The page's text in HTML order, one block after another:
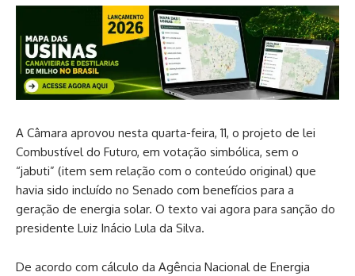
A Câmara aprovou nesta quarta-feira, 11, o projeto de lei
Combustível do Futuro, em votação simbólica, sem o
“jabuti” (item sem relação com o conteúdo original) que
havia sido incluído no Senado com benefícios para a
geração de energia solar. O texto vai agora para sanção do
presidente Luiz Inácio Lula da Silva.
De acordo com cálculo da Agência Nacional de Energia